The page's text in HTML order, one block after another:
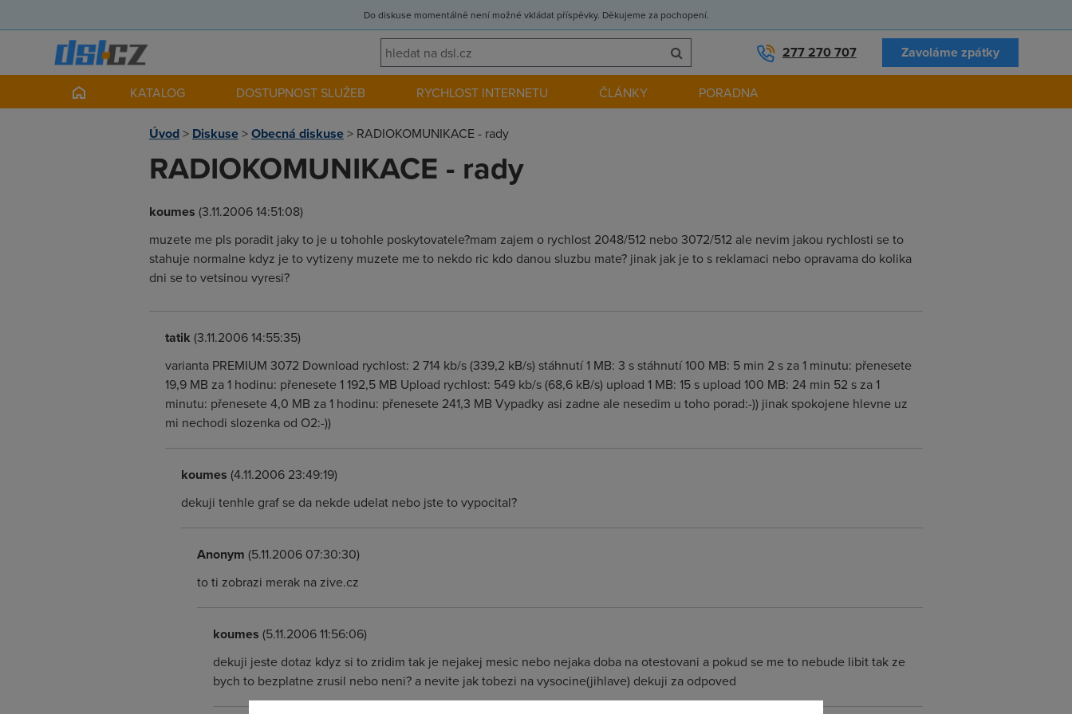
Do diskuse momentálně není možné vkládat příspěvky. Děkujeme za pochopení.
277 270 707 Zavoláme zpátky
KATALOG DOSTUPNOST SLUŽEB RYCHLOST INTERNETU ČLÁNKY PORADNA
Úvod> Diskuse>Obecná diskuse> RADIOKOMUNIKACE - rady
RADIOKOMUNIKACE - rady
koumes (3.11.2006 14:51:08)
muzete me pls poradit jaky to je u tohohle poskytovatele?mam zajem o rychlost 2048/512 nebo 3072/512 ale nevim jakou rychlosti se to
stahuje normalne kdyz je to vytizeny muzete me to nekdo ric kdo danou sluzbu mate? jinak jak je to s reklamaci nebo opravama do kolika
dni se to vetsinou vyresi?
tatik (3.11.2006 14:55:35)
varianta PREMIUM 3072 Download rychlost: 2 714 kb/s (339,2 kB/s) stáhnutí 1 MB: 3 s stáhnutí 100 MB: 5 min 2 s za 1 minutu: přenesete
19,9 MB za 1 hodinu: přenesete 1 192,5 MB Upload rychlost: 549 kb/s (68,6 kB/s) upload 1 MB: 15 s upload 100 MB: 24 min 52 s za 1
minutu: přenesete 4,0 MB za 1 hodinu: přenesete 241,3 MB Vypadky asi zadne ale nesedim u toho porad:-)) jinak spokojene hlevne uz
mi nechodi slozenka od O2:-))
koumes (4.11.2006 23:49:19)
dekuji tenhle graf se da nekde udelat nebo jste to vypocital?
Anonym (5.11.2006 07:30:30)
to ti zobrazi merak na zive.cz
koumes (5.11.2006 11:56:06)
dekuji jeste dotaz kdyz si to zridim tak je nejakej mesic nebo nejaka doba na otestovani a pokud se me to nebude libit tak ze
bych to bezplatne zrusil nebo neni? a nevite jak tobezi na vysocine(jihlave) dekuji za odpoved